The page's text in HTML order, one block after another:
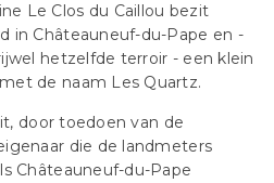
Le Clos du Caillou bezit
in Châteauneuf-du-Pape en -
hetzelfde terroir - een klein
de naam Les Quartz.
door toedoen van de
die de landmeters
Châteauneuf-du-Pape